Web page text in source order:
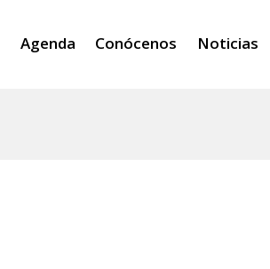
Agenda Conócenos Noticias